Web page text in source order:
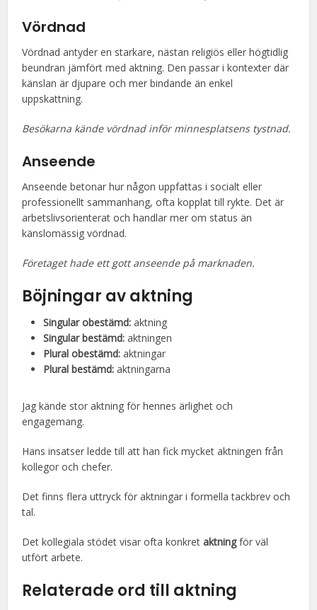
Vördnad
Vördnad antyder en starkare, nästan religiös eller högtidlig
beundran jämfört med aktning. Den passar i kontexter där
känslan är djupare och mer bindande än enkel
uppskattning.
Besökarna kände vördnad inför minnesplatsens tystnad.
Anseende
Anseende betonar hur någon uppfattas i socialt eller
professionellt sammanhang, ofta kopplat till rykte. Det är
arbetslivsorienterat och handlar mer om status än
känslomässig vördnad.
Företaget hade ett gott anseende på marknaden.
Böjningar av aktning
Singular obestämd: aktning
Singular bestämd: aktningen
Plural obestämd: aktningar
Plural bestämd: aktningarna
Jag kände stor aktning för hennes ärlighet och
engagemang.
Hans insatser ledde till att han fick mycket aktningen från
kollegor och chefer.
Det finns flera uttryck för aktningar i formella tackbrev och
tal.
Det kollegiala stödet visar ofta konkretaktningför väl
utfört arbete.
Relaterade ord till aktning